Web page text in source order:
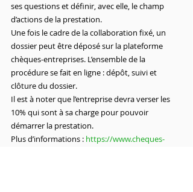
ses questions et définir, avec elle, le champ
d’actions de la prestation.
Une fois le cadre de la collaboration fixé, un
dossier peut être déposé sur la plateforme
chèques-entreprises. L’ensemble de la
procédure se fait en ligne : dépôt, suivi et
clôture du dossier.
Il est à noter que l’entreprise devra verser les
10% qui sont à sa charge pour pouvoir
démarrer la prestation.
Plus d’informations : https://www.cheques-